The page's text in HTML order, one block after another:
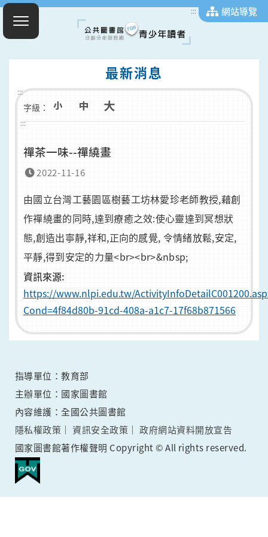
::: 網站導覽
最新消息
:::
字級：
:::
禪茶一味--禪繞畫
2022-11-16
由國立台灣工藝園區樹藝工坊林愛珍老師教授,藉創
作禪繞畫的同時,達到療癒之效:使心靈達到冥想狀
態,創造出寧靜,祥和,正向的感覺, 令情緒放鬆,安定,
平靜,得到安定的力量<br><br>&nbsp;
資訊來源:
https://www.nlpi.edu.tw/
Cond=4f84d80b-91cd-408a-a1c7-17f68b871566
指導單位：教育部
主辦單位：國家圖書館
內容維護：全國公共圖書館
隱私權政策
資訊安全政策
政府網站資料開放宣告
國家圖書館著作權聲明 Copyright © All rights reserved.